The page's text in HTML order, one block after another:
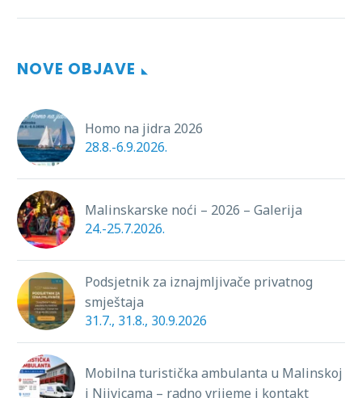
NOVE OBJAVE
Homo na jidra 2026
28.8.-6.9.2026.
Malinskarske noći – 2026 – Galerija
24.-25.7.2026.
Podsjetnik za iznajmljivače privatnog
smještaja
31.7., 31.8., 30.9.2026
Mobilna turistička ambulanta u Malinskoj
i Njivicama – radno vrijeme i kontakt